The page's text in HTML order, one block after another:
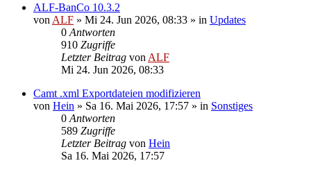
ALF-BanCo 10.3.2
von ALF » Mi 24. Jun 2026, 08:33 » in Updates
0 Antworten
910 Zugriffe
Letzter Beitrag von ALF
Mi 24. Jun 2026, 08:33
Camt .xml Exportdateien modifizieren
von Hein » Sa 16. Mai 2026, 17:57 » in Sonstiges
0 Antworten
589 Zugriffe
Letzter Beitrag von Hein
Sa 16. Mai 2026, 17:57